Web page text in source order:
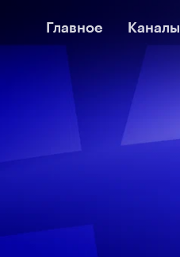
Главное Каналы
Главное Каналы